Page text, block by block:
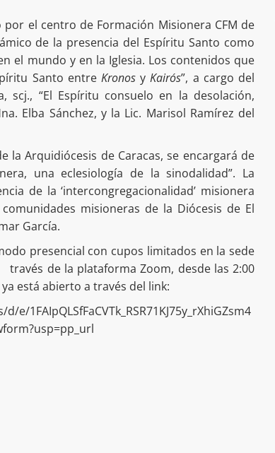
el centro de Formación Misionera CFM de
de la presencia del Espíritu Santo como
el mundo y en la Iglesia. Los contenidos que
Santo entre KronosyKairós”, a cargo del
scj., “El Espíritu consuelo en la desolación,
Elba Sánchez, y la Lic. Marisol Ramírez del
la Arquidiócesis de Caracas, se encargará de
una eclesiología de la sinodalidad”. La
de la ‘intercongregacionalidad’ misionera
misioneras de la Diócesis de El
García.
presencial con cupos limitados en la sede
de la plataforma Zoom, desde las 2:00
está abierto a través del link:
1FAIpQLSfFaCVTk_RSR71KJ75y_rXhiGZsm4